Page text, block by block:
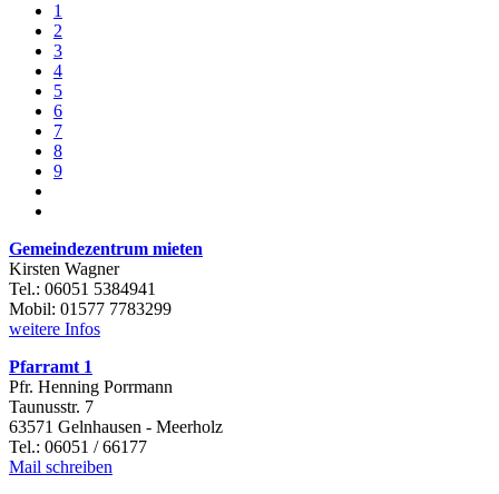
1
2
3
4
5
6
7
8
9
Gemeindezentrum mieten
Kirsten Wagner
Tel.: 06051 5384941
Mobil: 01577 7783299
weitere Infos
Pfarramt 1
Pfr. Henning Porrmann
Taunusstr. 7
63571 Gelnhausen - Meerholz
Tel.: 06051 / 66177
Mail schreiben